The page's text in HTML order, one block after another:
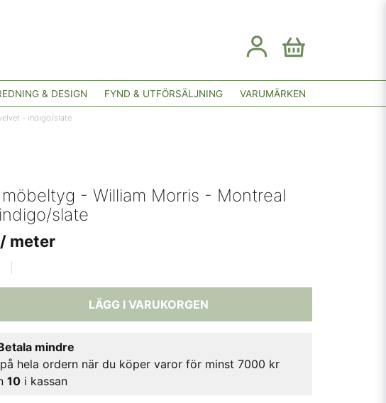
& DESIGN FYND & UTFÖRSÄLJNING VARUMÄRKEN
- indigo/slate
- William Morris - Montreal
slate
/ meter
LÄGG I VARUKORGEN
mindre
hela ordern när du köper varor för minst 7000 kr
10 i kassan